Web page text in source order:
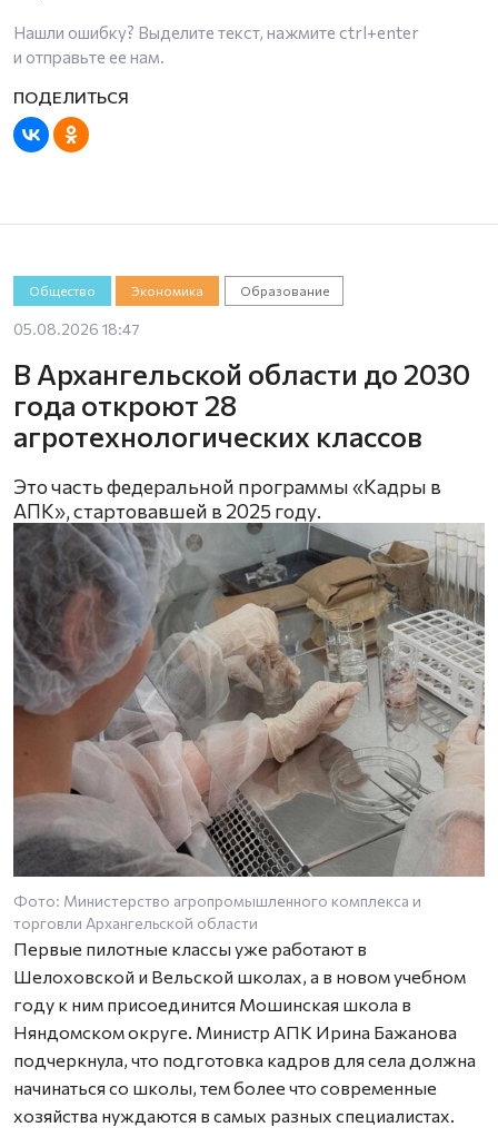
Нашли ошибку? Выделите текст, нажмите ctrl+enter
и отправьте ее нам.
Общество Экономика Образование
05.08.2026 18:47
В Архангельской области до 2030
года откроют 28
агротехнологических классов
Это часть федеральной программы «Кадры в
АПК», стартовавшей в 2025 году.
Фото: Министерство агропромышленного комплекса и
торговли Архангельской области
Первые пилотные классы уже работают в
Шелоховской и Вельской школах, а в новом учебном
году к ним присоединится Мошинская школа в
Няндомском округе. Министр АПК Ирина Бажанова
подчеркнула, что подготовка кадров для села должна
начинаться со школы, тем более что современные
хозяйства нуждаются в самых разных специалистах.